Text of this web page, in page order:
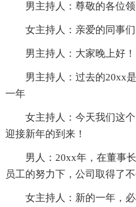
男主持人：尊敬的各位
女主持人：亲爱的同事们
男主持人：大家晚上好
男主持人：过去的20xx
一年
女主持人：今天我们这
迎接新年的到来！
男人：20xx年，在董事
员工的努力下，公司取得了不
女主持人：新的一年，